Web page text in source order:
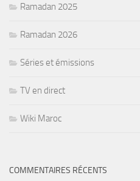
Ramadan 2025
Ramadan 2026
Séries et émissions
TV en direct
Wiki Maroc
COMMENTAIRES RÉCENTS